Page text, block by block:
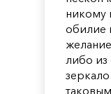
никому
обилие
либо из